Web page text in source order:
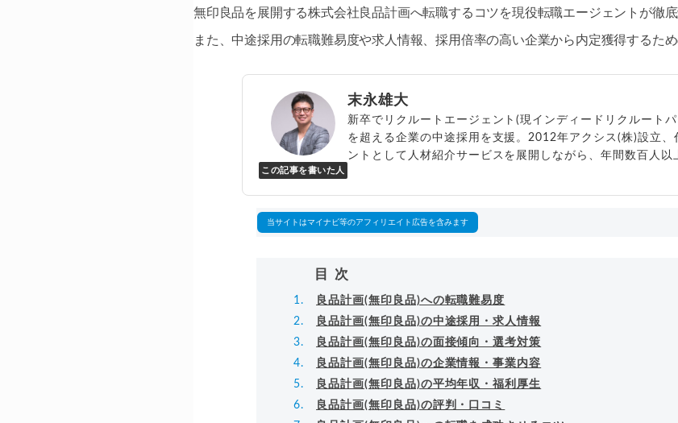
無印良品を展開する株式会社良品計画へ転職するコツを現役転職エージェントが徹底
また、中途採用の転職難易度や求人情報、採用倍率の高い企業から内定獲得するた
この記事を書いた人
末永雄大
新卒でリクルートエージェント(現インディードリクルート
を超える企業の中途採用を支援。2012年アクシス(株)設立、
ントとして人材紹介サービスを展開しながら、年間数百人
当サイトはマイナビ等のアフィリエイト広告を含みます
目次
良品計画(無印良品)への転職難易度
良品計画(無印良品)の中途採用・求人情報
良品計画(無印良品)の面接傾向・選考対策
良品計画(無印良品)の企業情報・事業内容
良品計画(無印良品)の平均年収・福利厚生
良品計画(無印良品)の評判・口コミ